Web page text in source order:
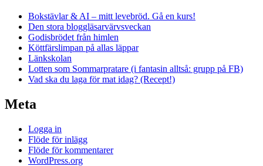
Bokstävlar & AI – mitt levebröd. Gå en kurs!
Den stora bloggläsarvärvsveckan
Godisbrödet från himlen
Köttfärslimpan på allas läppar
Länkskolan
Lotten som Sommarpratare (i fantasin alltså: grupp på FB)
Vad ska du laga för mat idag? (Recept!)
Meta
Logga in
Flöde för inlägg
Flöde för kommentarer
WordPress.org